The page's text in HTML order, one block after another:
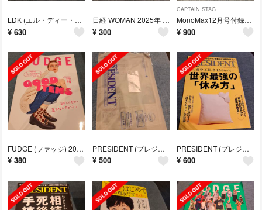
LDK (エル・ディー・ケー) 2025年 12月号 [雑誌]
¥ 630
日経 WOMAN 2025年 12月号 カレンダー付録
¥ 300
CAPTAIN STAG
MonoMax12月号付録 キャプテンスタッグ
¥ 900
FUDGE (ファッジ) 2025年 10月号 [雑誌]
¥ 380
PRESIDENT (プレジデント) 2025年 11/14号 [雑誌]
¥ 500
PRESIDENT (プレジデント) 2025年 10/31号 [雑誌]
¥ 600